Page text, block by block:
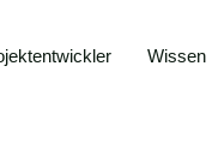
Wissen